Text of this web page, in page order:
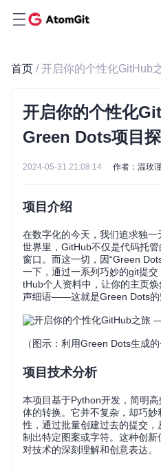
首页
开启你的个性化
Green Dots项目
2024-05-31 21:08:14 作者：温玫
项目介绍
在数字化的今天，我们追求独
世界里，GitHub不仅是代码托
窗口。而这一切，因“Green
一下，通过一系列巧妙的git提
tHub个人资料中，让你的主页
声细语——这就是Green Dots的
（图示：利用Green Dots生成
项目技术分析
本项目基于Python开发，简明
体的转换。它并不复杂，却巧
性，通过批量创建过去的提交
制出特定图案或字符。这种创
对技术的深刻理解和创意表达。